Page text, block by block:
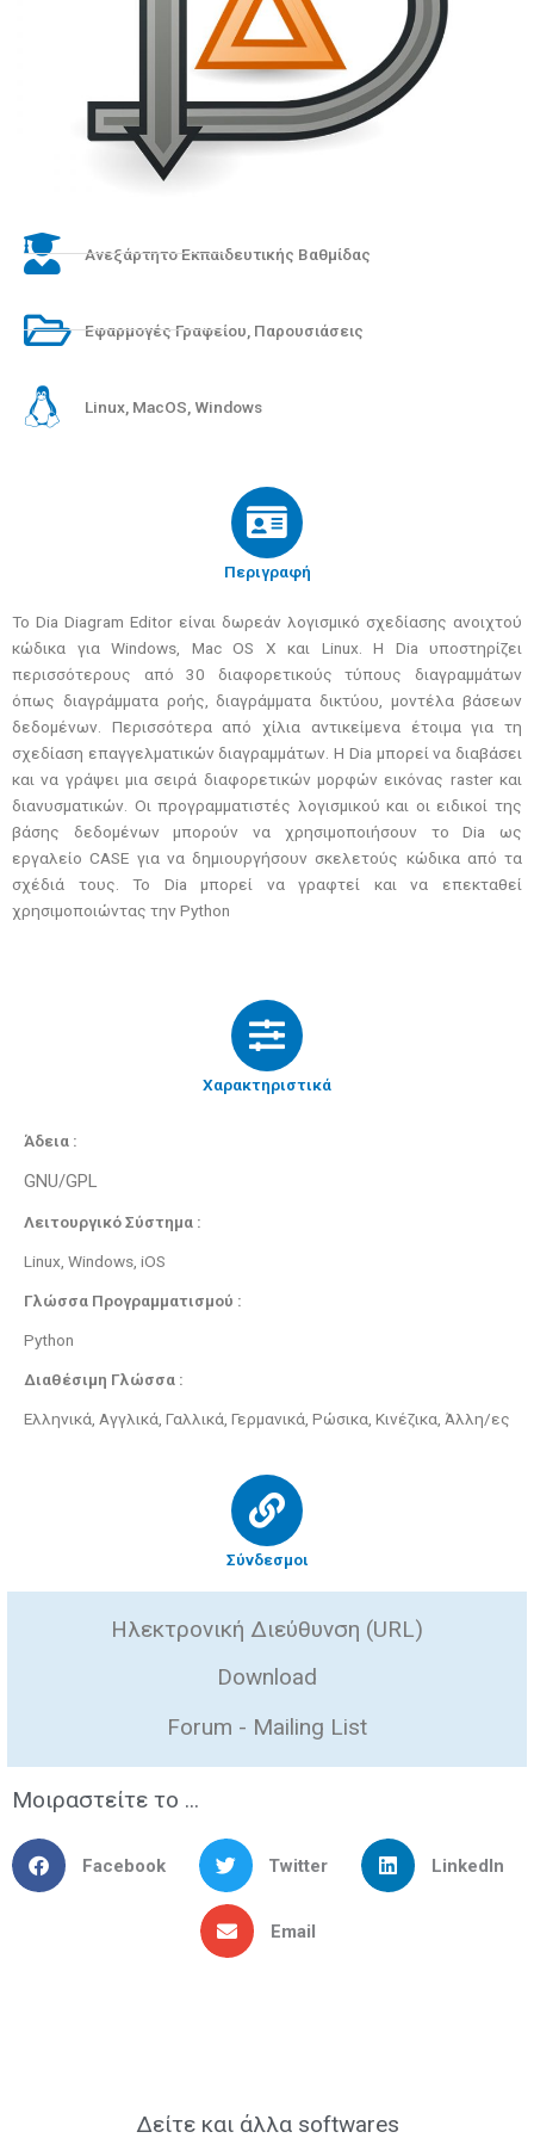
Ανεξάρτητο Εκπαιδευτικής Βαθμίδας
Εφαρμογές Γραφείου Παρουσιάσεις
Linux MacOS Windows
Περιγραφή
Το Dia Diagram Editor είναι δωρεάν λογισμικό σχεδίασης ανοιχτού
κώδικα για Windows, Mac OS X και Linux. Η Dia υποστηρίζει
περισσότερους από 30 διαφορετικούς τύπους διαγραμμάτων
όπως διαγράμματα ροής, διαγράμματα δικτύου, μοντέλα βάσεων
δεδομένων. Περισσότερα από χίλια αντικείμενα έτοιμα για τη
σχεδίαση επαγγελματικών διαγραμμάτων. Η Dia μπορεί να διαβάσει
και να γράψει μια σειρά διαφορετικών μορφών εικόνας raster και
διανυσματικών. Οι προγραμματιστές λογισμικού και οι ειδικοί της
βάσης δεδομένων μπορούν να χρησιμοποιήσουν το Dia ως
εργαλείο CASE για να δημιουργήσουν σκελετούς κώδικα από τα
σχέδιά τους. Το Dia μπορεί να γραφτεί και να επεκταθεί
χρησιμοποιώντας την Python
Χαρακτηριστικά
Άδεια :
GNU/GPL
Λειτουργικό Σύστημα :
Linux, Windows, iOS
Γλώσσα Προγραμματισμού :
Python
Διαθέσιμη Γλώσσα :
Ελληνικά, Αγγλικά, Γαλλικά, Γερμανικά, Ρώσικα, Κινέζικα, Άλλη/ες
Σύνδεσμοι
Ηλεκτρονική Διεύθυνση (URL)
Download
Forum - Mailing List
Μοιραστείτε το ...
Facebook Twitter LinkedIn
Email
Δείτε και άλλα softwares